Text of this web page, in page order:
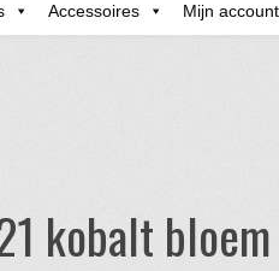
Accessoires Mijn account
kobalt bloem